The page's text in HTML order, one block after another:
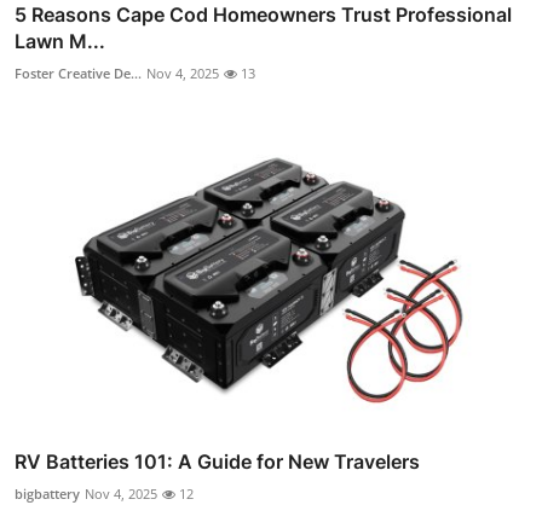
5 Reasons Cape Cod Homeowners Trust Professional
Lawn M...
Foster Creative De... Nov 4, 2025 13
RV Batteries 101: A Guide for New Travelers
bigbattery Nov 4, 2025 12